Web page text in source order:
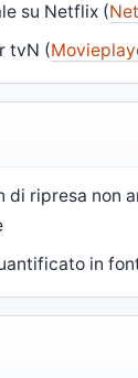
su Netflix (
tvN (
di ripresa non
in